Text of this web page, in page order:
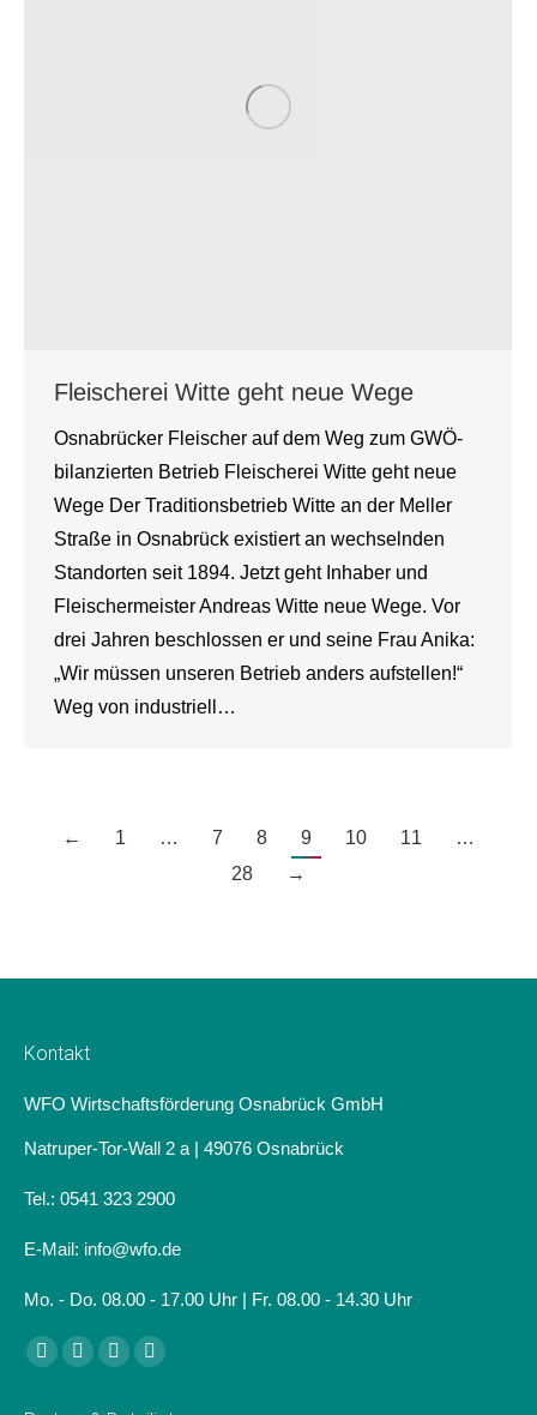
Fleischerei Witte geht neue Wege
Osnabrücker Fleischer auf dem Weg zum GWÖ-
bilanzierten Betrieb Fleischerei Witte geht neue
Wege Der Traditionsbetrieb Witte an der Meller
Straße in Osnabrück existiert an wechselnden
Standorten seit 1894. Jetzt geht Inhaber und
Fleischermeister Andreas Witte neue Wege. Vor
drei Jahren beschlossen er und seine Frau Anika:
„Wir müssen unseren Betrieb anders aufstellen!“
Weg von industriell…
← 1 … 7 8 9 10 11
…
28
→
Kontakt
WFO Wirtschaftsförderung Osnabrück GmbH
Natruper-Tor-Wall 2 a | 49076 Osnabrück
Tel.: 0541 323 2900
E-Mail: info@wfo.de
Mo. - Do. 08.00 - 17.00 Uhr | Fr. 08.00 - 14.30 Uhr
Finden Sie uns auf:
Facebook
LinkedinInstagram
Website